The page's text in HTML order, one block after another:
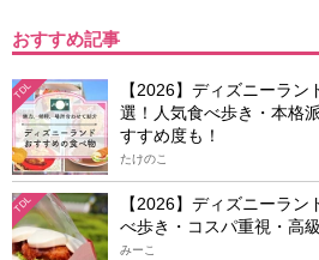
おすすめ記事
TDL
【2026】ディズニーラ
選！人気食べ歩き・本格
すすめ度も！
たけのこ
TDL
【2026】ディズニーラ
べ歩き・コスパ重視・高
みーこ